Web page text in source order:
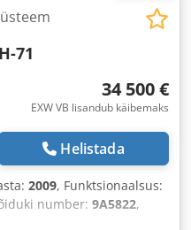
71
34 500 €
EXW VB lisandub käibemaks
Helistada
2009, Funktsionaalsus:
number: 9A5822,